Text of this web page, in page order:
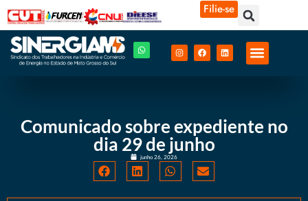
Filie-se
Comunicado sobre expediente no
dia 29 de junho
junho 26, 2026